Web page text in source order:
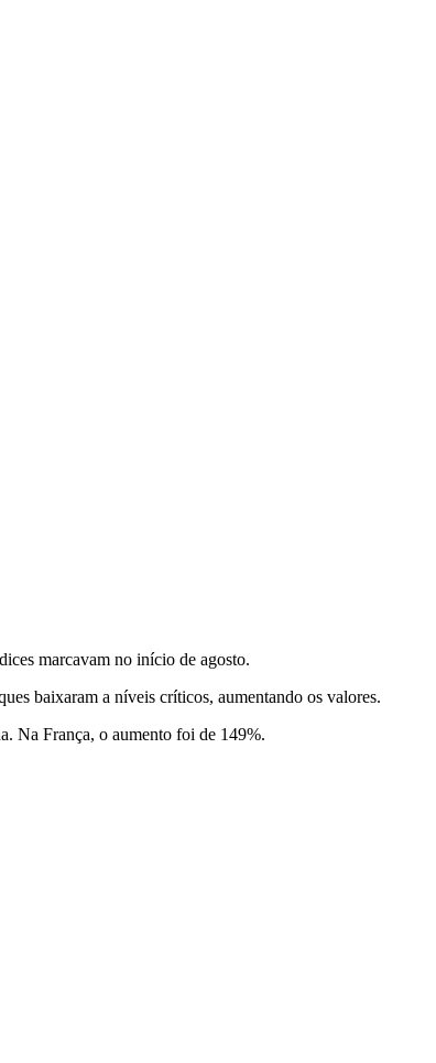
marcavam no início de agosto.
baixaram a níveis críticos, aumentando os valores.
Na França, o aumento foi de 149%.